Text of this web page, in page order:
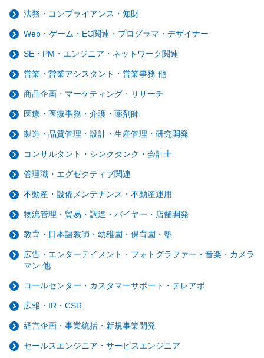
法務・コンプライアンス・知財
Web・ゲーム・EC関連・プログラマ・デザイナー
SE・PM・エンジニア・ネットワーク関連
営業・営業アシスタント・営業事務 他
商品企画・マーケティング・リサーチ
医療・医療事務・介護・薬剤師
製造・品質管理・設計・生産管理・研究開発
コンサルタント・シンクタンク・会計士
管理職・エグゼクティブ関連
不動産・設備メンテナンス・不動産運用
物流管理・貿易・調達・バイヤー・店舗開発
教育・日本語教師・幼稚園・保育園・塾
広告・エンターテイメント・フォトグラファー・音楽・カメラ
マン 他
コールセンター・カスタマーサポート・テレアポ
広報・IR・CSR
経営企画・事業統括・新規事業開発
セールスエンジニア・サービスエンジニア